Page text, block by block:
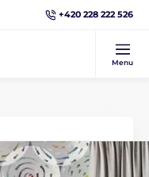
+420 228 222 526
Menu